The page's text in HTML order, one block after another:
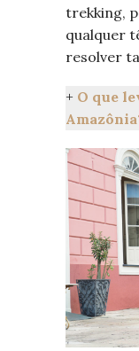
trekking,
qualquer
resolver
+ O que